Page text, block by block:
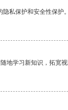
私保护和安全性保护。
地学习新知识，拓宽视